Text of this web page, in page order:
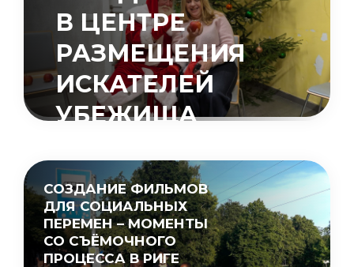
В ЦЕНТРЕ
РАЗМЕЩЕНИЯ
ИСКАТЕЛЕЙ
УБЕЖИЩА
15.05.2026.
СОЗДАНИЕ ФИЛЬМОВ
ДЛЯ СОЦИАЛЬНЫХ
ПЕРЕМЕН – МОМЕНТЫ
СО СЪЁМОЧНОГО
ПРОЦЕССА В РИГЕ